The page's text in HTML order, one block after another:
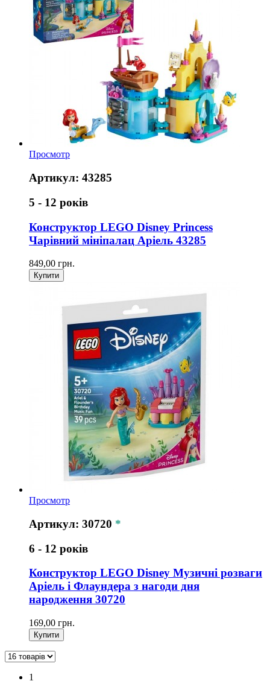
Просмотр
Артикул: 43285
5 - 12 років
Конструктор LEGO Disney Princess
Чарівний мініпалац Аріель 43285
849,00 грн.
Купити
Просмотр
Артикул: 30720 *
6 - 12 років
Конструктор LEGO Disney Музичні розваги
Аріель і Флаундера з нагоди дня
народження 30720
169,00 грн.
Купити
1